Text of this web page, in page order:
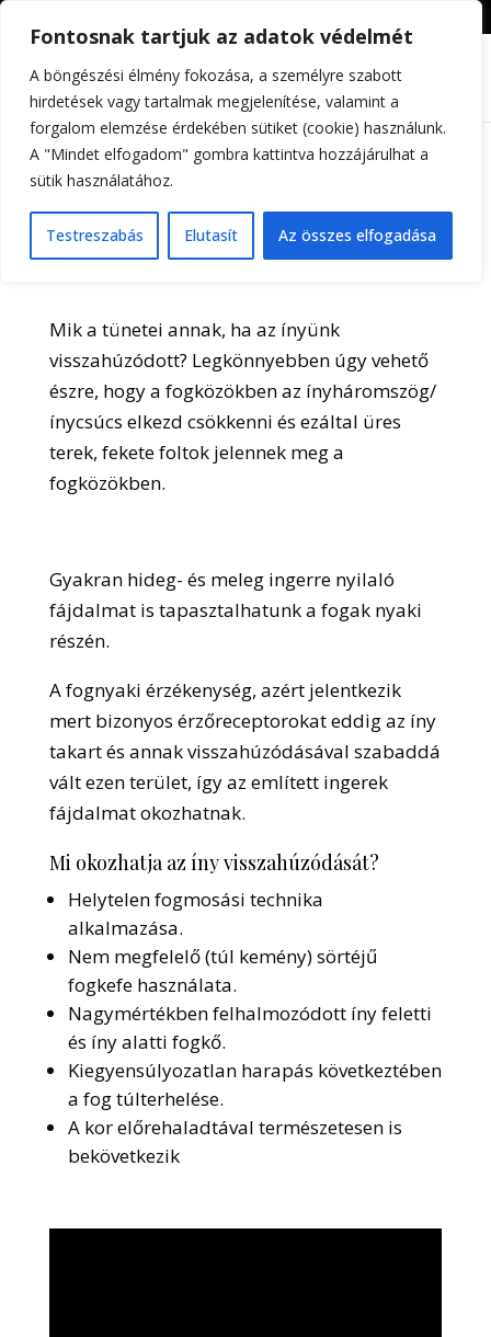
Fontosnak tartjuk az adatok védelmét
A böngészési élmény fokozása, a személyre szabott
hirdetések vagy tartalmak megjelenítése, valamint a
forgalom elemzése érdekében sütiket (cookie) használunk.
A "Mindet elfogadom" gombra kattintva hozzájárulhat a
sütik használatához.
Testreszabás Elutasít Az összes elfogadása
Visszanő az elsorvadt fogíny?
Mik a tünetei annak, ha az ínyünk
visszahúzódott? Legkönnyebben úgy vehető
észre, hogy a fogközökben az ínyháromszög/
ínycsúcs elkezd csökkenni és ezáltal üres
terek, fekete foltok jelennek meg a
fogközökben.
Gyakran hideg- és meleg ingerre nyilaló
fájdalmat is tapasztalhatunk a fogak nyaki
részén.
A fognyaki érzékenység, azért jelentkezik
mert bizonyos érzőreceptorokat eddig az íny
takart és annak visszahúzódásával szabaddá
vált ezen terület, így az említett ingerek
fájdalmat okozhatnak.
Mi okozhatja az íny visszahúzódását?
Helytelen fogmosási technika
alkalmazása.
Nem megfelelő (túl kemény) sörtéjű
fogkefe használata.
Nagymértékben felhalmozódott íny feletti
és íny alatti fogkő.
Kiegyensúlyozatlan harapás következtében
a fog túlterhelése.
A kor előrehaladtával természetesen is
bekövetkezik